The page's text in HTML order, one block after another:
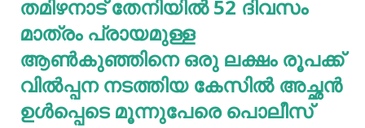
തടസപ്പെടുത്തും. നല്ല ഭക്ഷണം, വെള്ളം കുടിയ്ക്കുക, നല്ല
ഉറക്കം എന്നിവ മു...
തമിഴനാട് തേനിയില്‍ 52 ദിവസം
മാത്രം പ്രായമുള്ള
ആണ്‍കുഞ്ഞിനെ ഒരു ലക്ഷം രൂപക്ക്
വില്‍പ്പന നടത്തിയ കേസില്‍ അച്ഛൻ
ഉള്‍പ്പെടെ മൂന്നുപേരെ പൊലീസ്